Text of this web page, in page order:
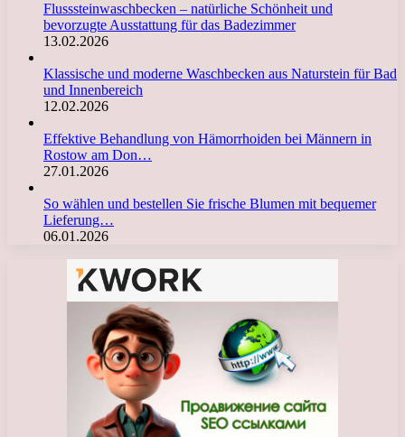
Flusssteinwaschbecken – natürliche Schönheit und
bevorzugte Ausstattung für das Badezimmer
13.02.2026
Klassische und moderne Waschbecken aus Naturstein für Bad
und Innenbereich
12.02.2026
Effektive Behandlung von Hämorrhoiden bei Männern in
Rostow am Don…
27.01.2026
So wählen und bestellen Sie frische Blumen mit bequemer
Lieferung…
06.01.2026